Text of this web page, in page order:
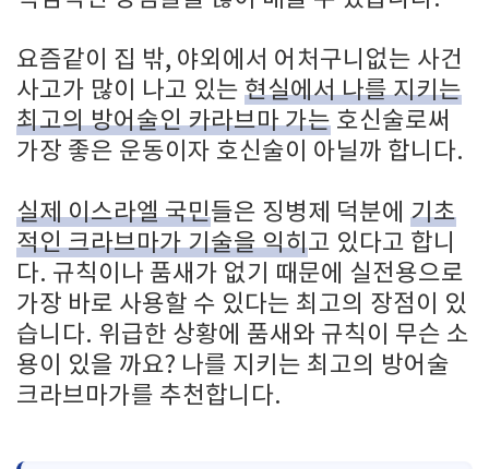
요즘같이 집 밖, 야외에서 어처구니없는 사건
사고가 많이 나고 있는 현실에서 나를 지키는
최고의 방어술인 카라브마 가는 호신술로써
가장 좋은 운동이자 호신술이 아닐까 합니다.
실제 이스라엘 국민들은 징병제 덕분에 기초
적인 크라브마가 기술을 익히고 있다고 합니
다. 규칙이나 품새가 없기 때문에 실전용으로
가장 바로 사용할 수 있다는 최고의 장점이 있
습니다. 위급한 상황에 품새와 규칙이 무슨 소
용이 있을 까요? 나를 지키는 최고의 방어술
크라브마가를 추천합니다.